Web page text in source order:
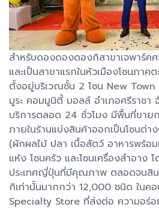
สำหรับดองดองดองกิสาขาเจพาร์ค
และเป็นสาขาแรกในหัวเมืองโซนภาค
ตั้งอยู่บริเวณชั้น 2 โซน New Town
มูระ คอมมูนิตี้ มอลล์ อำเภอศรีราชา
บริการตลอด 24 ชั่วโมง มีพื้นที่ขาย
ภายในร้านแบ่งสินค้าออกเป็นโซนต่า
(ผักผลไม้ ปลา เนื้อสัตว์ อาหารพร้อ
แห้ง โซนครัว และโซนเครื่องสำอาง
ประเทศญี่ปุ่นที่มีคุณภาพ ตลอดจนสิน
กิเท่านั้นมากกว่า 12,000 ชนิด ในค
Specialty Store ที่ส่งต่อ ความอร่อ